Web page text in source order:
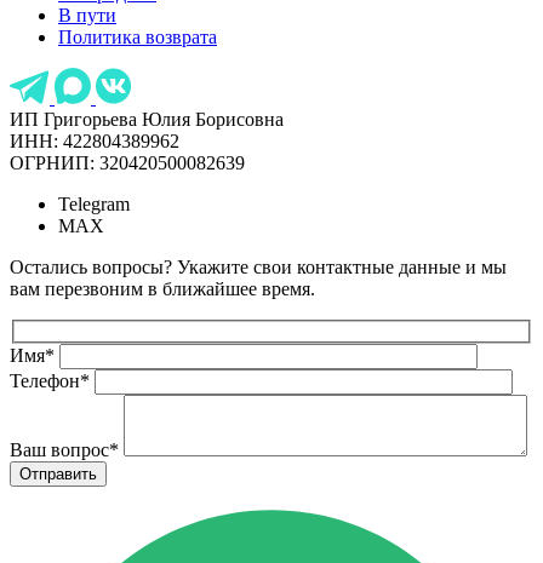
В пути
Политика возврата
ИП Григорьева Юлия Борисовна
ИНН: 422804389962
ОГРНИП: 320420500082639
Telegram
MAX
Остались вопросы? Укажите свои контактные данные и мы
вам перезвоним в ближайшее время.
Имя*
Телефон*
Ваш вопрос*